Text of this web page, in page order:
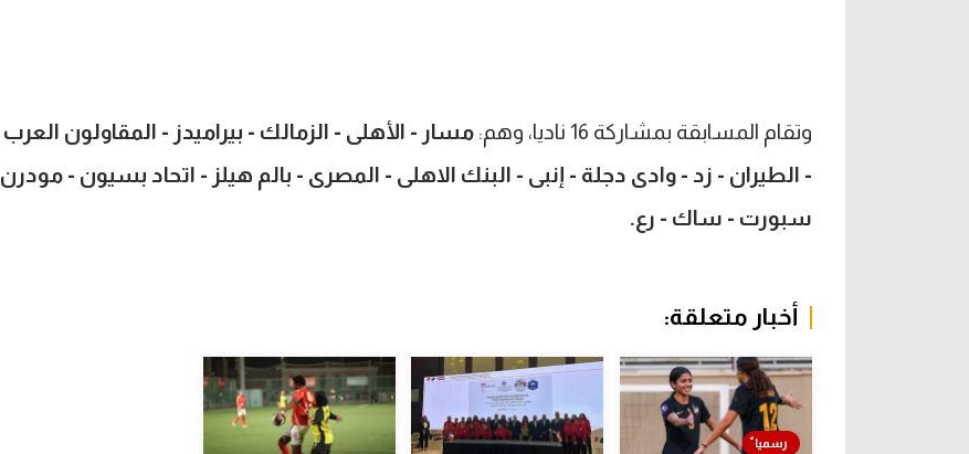
وتقام المسابقة بمشاركة 16 ناديا، وهم:
مسار - الأهلى - الزمالك - بيراميدز - المقاولون العرب
- الطيران - زد - وادى دجلة - إنبى - البنك الاهلى - المصرى - بالم هيلز - اتحاد بسيون - مودرن
سبورت - ساك - رع.
أخبار متعلقة: